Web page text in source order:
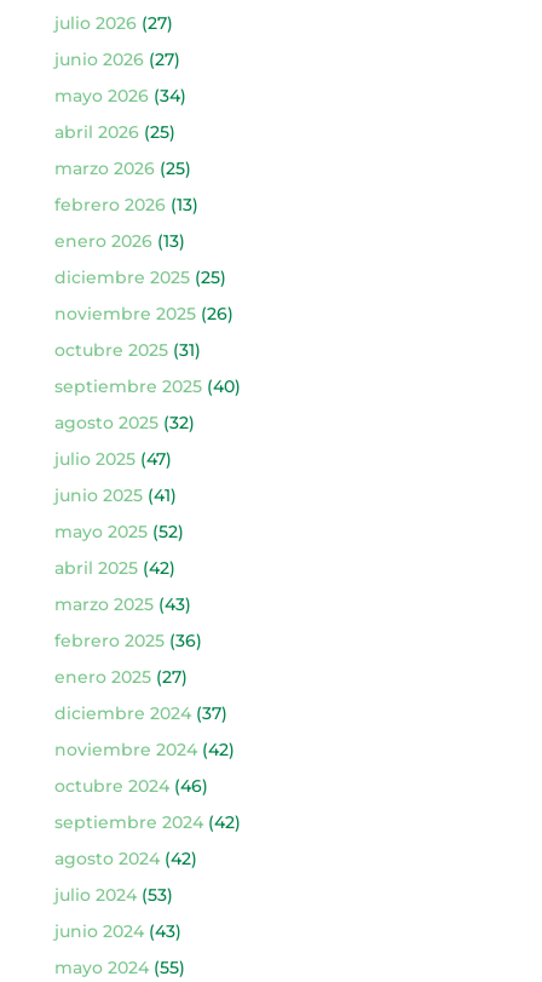
julio 2026(27)
junio 2026(27)
mayo 2026(34)
abril 2026(25)
marzo 2026(25)
febrero 2026(13)
enero 2026(13)
diciembre 2025(25)
noviembre 2025(26)
octubre 2025(31)
septiembre 2025(40)
agosto 2025(32)
julio 2025(47)
junio 2025(41)
mayo 2025(52)
abril 2025(42)
marzo 2025(43)
febrero 2025(36)
enero 2025(27)
diciembre 2024(37)
noviembre 2024(42)
octubre 2024(46)
septiembre 2024(42)
agosto 2024(42)
julio 2024(53)
junio 2024(43)
mayo 2024(55)